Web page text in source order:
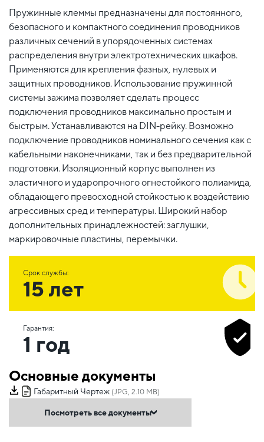
Пружинные клеммы предназначены для постоянного,
безопасного и компактного соединения проводников
различных сечений в упорядоченных системах
распределения внутри электротехнических шкафов.
Применяются для крепления фазных, нулевых и
защитных проводников. Использование пружинной
системы зажима позволяет сделать процесс
подключения проводников максимально простым и
быстрым. Устанавливаются на DIN-рейку. Возможно
подключение проводников номинального сечения как с
кабельными наконечниками, так и без предварительной
подготовки. Изоляционный корпус выполнен из
эластичного и ударопрочного огнестойкого полиамида,
обладающего превосходной стойкостью к воздействию
агрессивных сред и температуры. Широкий набор
дополнительных принадлежностей: заглушки,
маркировочные пластины, перемычки.
Срок службы:
15 лет
Гарантия:
1 год
Основные документы
Габаритный Чертеж (JPG, 2.10 MB)
Посмотреть все документы